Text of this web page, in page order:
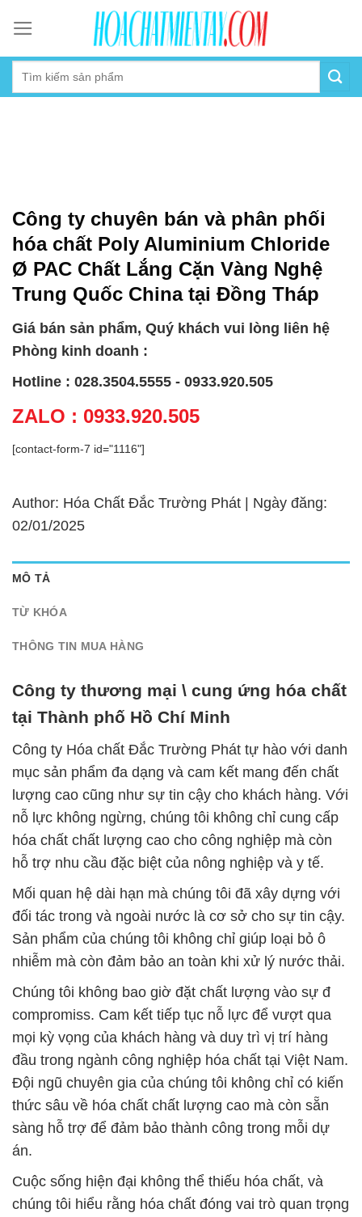
content
Công ty chuyên bán và phân phối
hóa chất Poly Aluminium Chloride
Ø PAC Chất Lắng Cặn Vàng Nghệ
Trung Quốc China tại Đồng Tháp
Giá bán sản phẩm, Quý khách vui lòng liên hệ
Phòng kinh doanh :
Hotline : 028.3504.5555 - 0933.920.505
ZALO : 0933.920.505
[contact-form-7 id="1116"]
Author: Hóa Chất Đắc Trường Phát | Ngày đăng:
02/01/2025
MÔ TẢ
TỪ KHÓA
THÔNG TIN MUA HÀNG
Công ty thương mại \ cung ứng hóa chất
tại Thành phố Hồ Chí Minh
Công ty Hóa chất Đắc Trường Phát tự hào với danh
mục sản phẩm đa dạng và cam kết mang đến chất
lượng cao cũng như sự tin cậy cho khách hàng. Với
nỗ lực không ngừng, chúng tôi không chỉ cung cấp
hóa chất chất lượng cao cho công nghiệp mà còn
hỗ trợ nhu cầu đặc biệt của nông nghiệp và y tế.
Mối quan hệ dài hạn mà chúng tôi đã xây dựng với
đối tác trong và ngoài nước là cơ sở cho sự tin cậy.
Sản phẩm của chúng tôi không chỉ giúp loại bỏ ô
nhiễm mà còn đảm bảo an toàn khi xử lý nước thải.
Chúng tôi không bao giờ đặt chất lượng vào sự đ
compromiss. Cam kết tiếp tục nỗ lực để vượt qua
mọi kỳ vọng của khách hàng và duy trì vị trí hàng
đầu trong ngành công nghiệp hóa chất tại Việt Nam.
Đội ngũ chuyên gia của chúng tôi không chỉ có kiến
thức sâu về hóa chất chất lượng cao mà còn sẵn
sàng hỗ trợ để đảm bảo thành công trong mỗi dự
án.
Cuộc sống hiện đại không thể thiếu hóa chất, và
chúng tôi hiểu rằng hóa chất đóng vai trò quan trọng